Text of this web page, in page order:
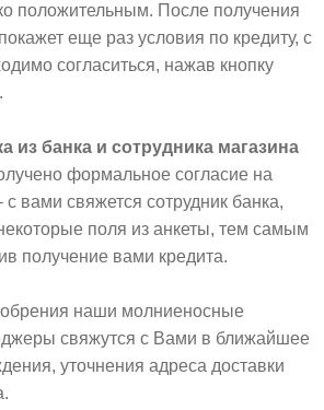
положительным. После получения
еще раз условия по кредиту, с
согласиться, нажав кнопку
из банка и сотрудника магазина
формальное согласие на
с вами свяжется сотрудник банка,
поля из анкеты, тем самым
получение вами кредита.
наши молниеносные
свяжутся с Вами в ближайшее
уточнения адреса доставки